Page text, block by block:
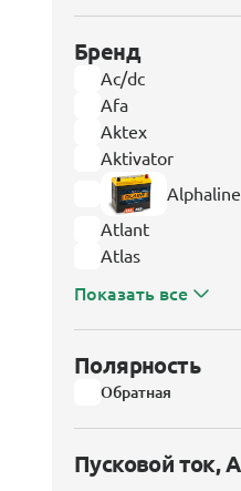
Бренд
Ac/dc
Afa
Aktex
Aktivator
Alphaline
Atlant
Atlas
Показать все
Полярность
Обратная
Пусковой ток, А